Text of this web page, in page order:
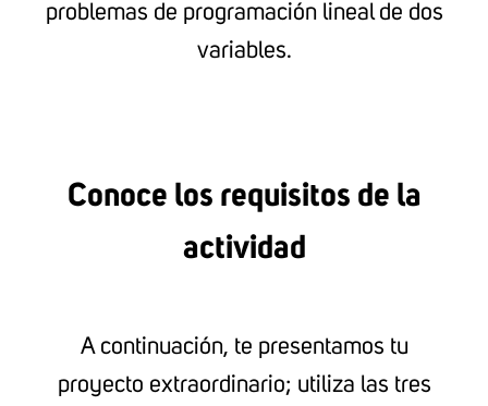
problemas de programación lineal de dos
variables.
Conoce los requisitos de la
actividad
A continuación, te presentamos tu
proyecto extraordinario; utiliza las tres